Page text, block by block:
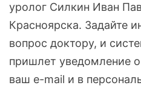
уролог Силкин Иван
Красноярска. Задайте
вопрос доктору, и
пришлет уведомление
ваш e-mail и в